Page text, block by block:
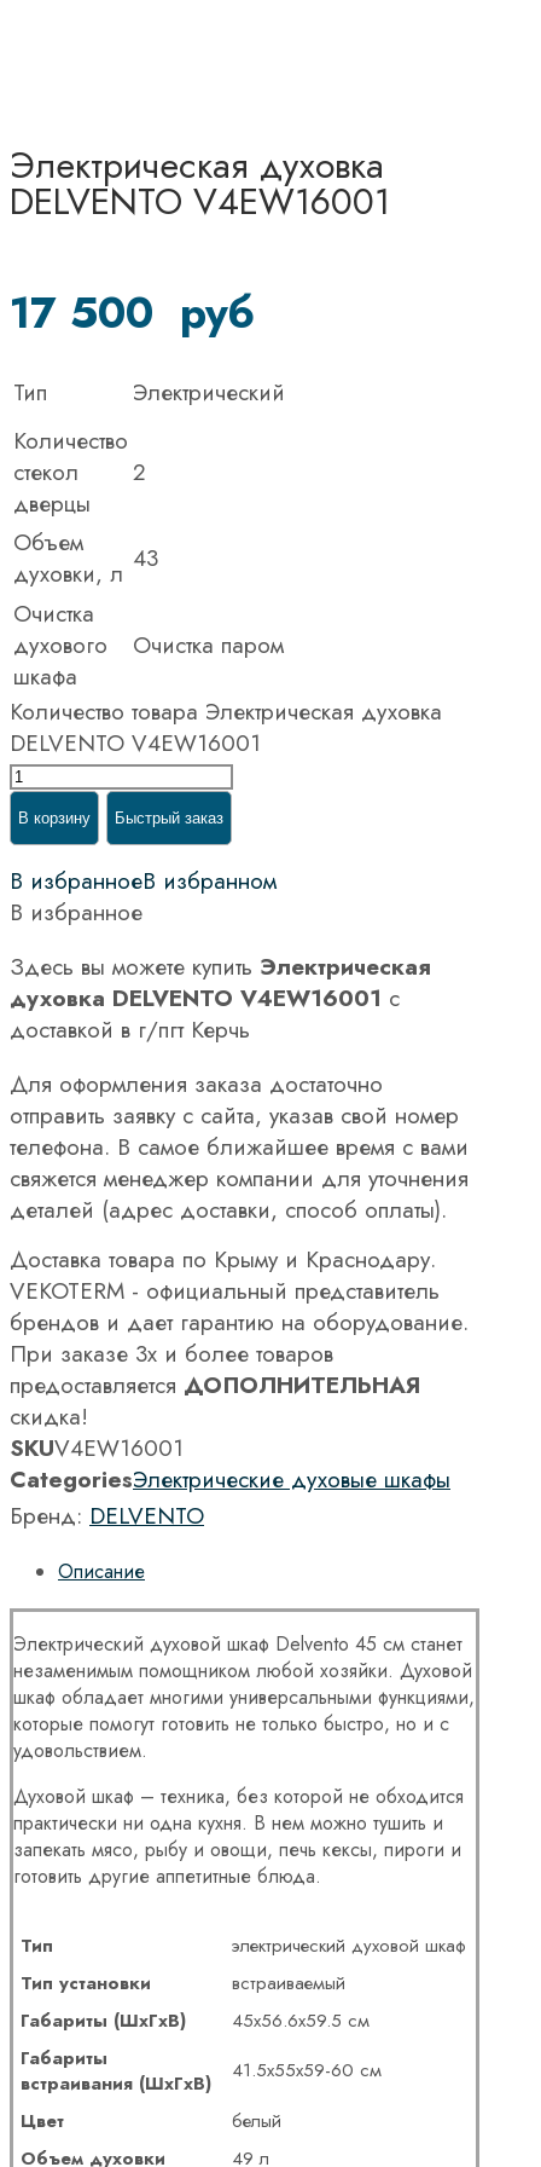
Электрическая духовка
DELVENTO V4EW16001
17 500 руб
Тип
Электрический
Количество
стекол
дверцы
2
Объем
духовки, л 43
Очистка
духового
шкафа
Очистка паром
Количество товара Электрическая духовка
DELVENTO V4EW16001
В корзину Быстрый заказ
В избранноеВ избранном
В избранное
Здесь вы можете купить Электрическая
духовка DELVENTO V4EW16001 с
доставкой в г/пгт Керчь
Для оформления заказа достаточно
отправить заявку с сайта, указав свой номер
телефона. В самое ближайшее время с вами
свяжется менеджер компании для уточнения
деталей (адрес доставки, способ оплаты).
Доставка товара по Крыму и Краснодару.
VEKOTERM - официальный представитель
брендов и дает гарантию на оборудование.
При заказе 3х и более товаров
предоставляется ДОПОЛНИТЕЛЬНАЯ
скидка!
SKUV4EW16001
CategoriesЭлектрические духовые шкафы
Бренд: DELVENTO
Описание
Электрический духовой шкаф Delvento 45 см станет
незаменимым помощником любой хозяйки. Духовой
шкаф обладает многими универсальными функциями,
которые помогут готовить не только быстро, но и с
удовольствием.
Духовой шкаф – техника, без которой не обходится
практически ни одна кухня. В нем можно тушить и
запекать мясо, рыбу и овощи, печь кексы, пироги и
готовить другие аппетитные блюда.
Тип
электрический духовой шкаф
Тип установки
встраиваемый
Габариты (ШхГхВ)
45х56.6х59.5 см
Габариты
встраивания (ШхГхВ)
41.5х55х59-60 см
Цвет
белый
Объем духовки
49 л